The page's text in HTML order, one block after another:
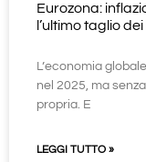
Eurozona:
l’ultimo taglio
L’economia
nel 2025, ma
propria. E
LEGGI TUTTO »